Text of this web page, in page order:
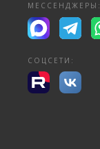
МЕССЕНДЖЕРЫ:
СОЦСЕТИ: